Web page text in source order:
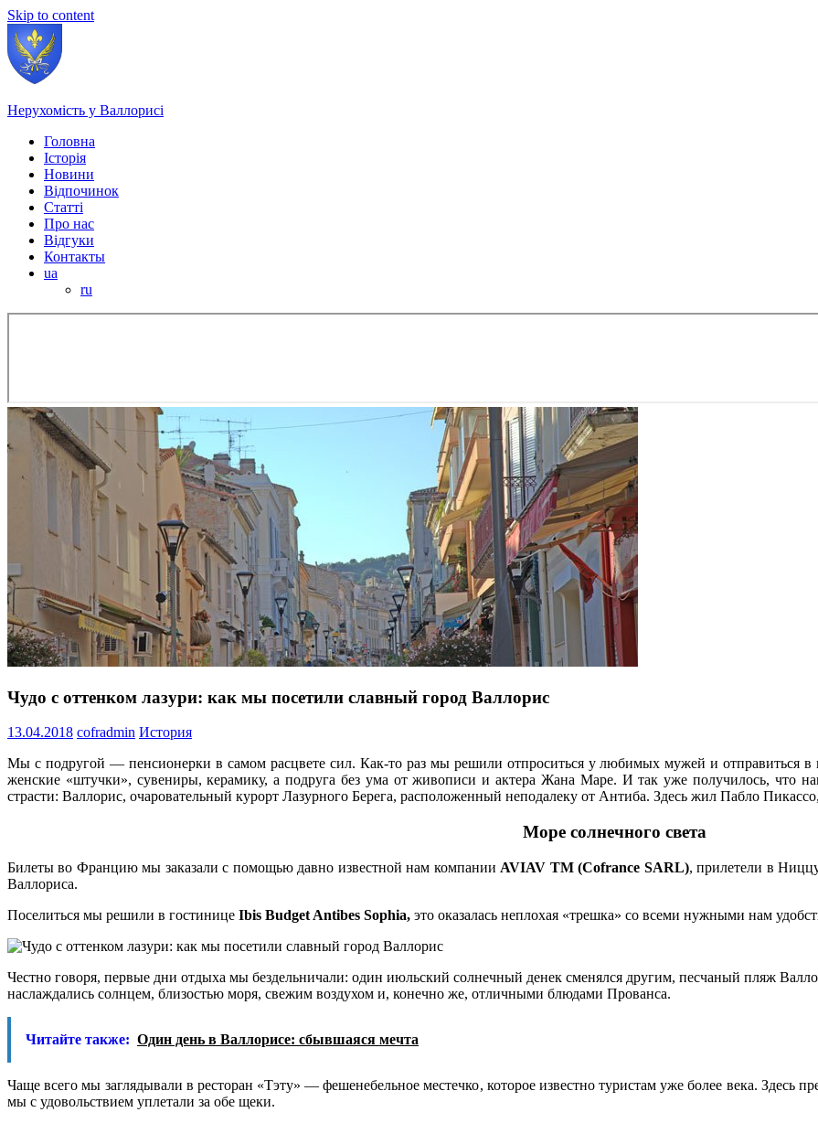
Skip to content
Нерухомість у Валлорисі
Головна
Історія
Новини
Відпочинок
Статті
Про нас
Відгуки
Контакты
ua
ru
Чудо с оттенком лазури: как мы посетили славный город Валлорис
13.04.2018 cofradmin История
Мы с подругой — пенсионерки в самом расцвете сил. Как-то раз мы решили отпроситься у любимых мужей и отправиться
женские «штучки», сувениры, керамику, а подруга без ума от живописи и актера Жана Маре. И так уже получилось, что
страсти: Валлорис, очаровательный курорт Лазурного Берега, расположенный неподалеку от Антиба. Здесь жил Пабло
Море солнечного света
Билеты во Францию мы заказали с помощью давно известной нам компании AVIAV TM (Cofrance SARL), прилетели в
Валлориса.
Поселиться мы решили в гостинице Ibis Budget Antibes Sophia, это оказалась неплохая «трешка» со всеми нужными нам
Честно говоря, первые дни отдыха мы бездельничали: один июльский солнечный денек сменялся другим, песчаный пляж
наслаждались солнцем, близостью моря, свежим воздухом и, конечно же, отличными блюдами Прованса.
Читайте также: Один день в Валлорисе: сбывшаяся мечта
Чаще всего мы заглядывали в ресторан «Тэту» — фешенебельное местечко, которое известно туристам уже более века. Здесь
мы с удовольствием уплетали за обе щеки.